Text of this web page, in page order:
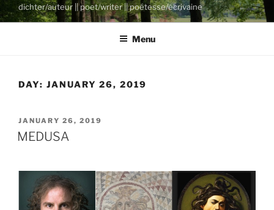
dichter/auteur || poet/writer || poétesse/écrivaine
Menu
DAY: JANUARY 26, 2019
POSTED
ON
JANUARY 26, 2019
MEDUSA